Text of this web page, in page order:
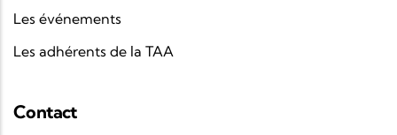
Les événements
Les adhérents de la TAA
Contact